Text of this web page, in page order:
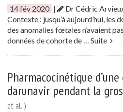
14 fév 2020 |
Dr Cédric
Contexte : jusqu’à aujourd’hui, les
des anomalies fœtales n’avaient
données de cohorte de … Suite
Pharmacocinétique
darunavir pendant la
et al. )